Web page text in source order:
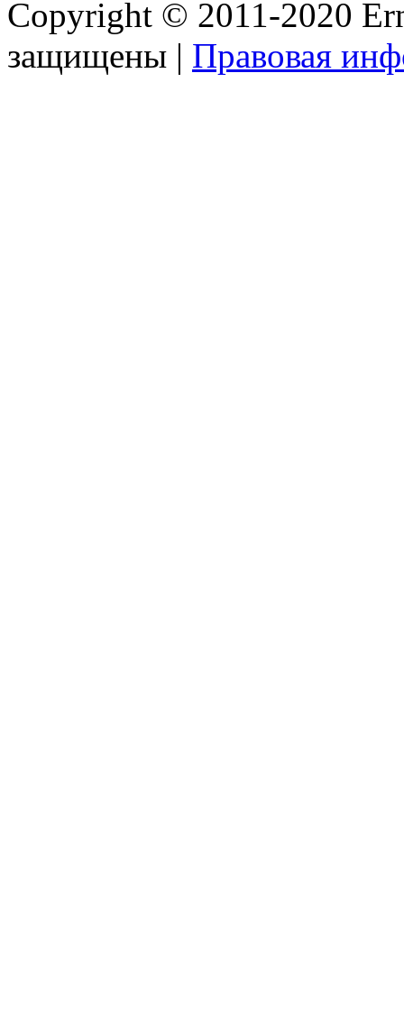
Copyright © 2011-2020
защищены | Правовая